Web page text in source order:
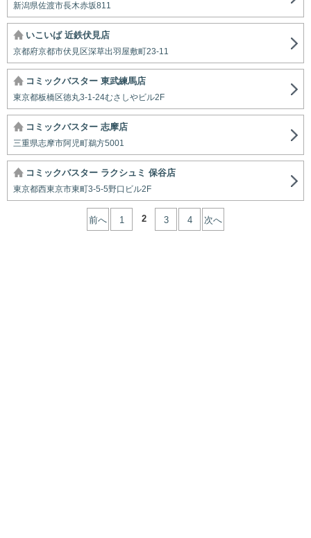
新潟県佐渡市長木赤坂811
いこいば 近鉄伏見店
京都府京都市伏見区深草出羽屋敷町23-11
コミックバスター 東武練馬店
東京都板橋区徳丸3-1-24むさしやビル2F
コミックバスター 志摩店
三重県志摩市阿児町鵜方5001
コミックバスター ラクシュミ 保谷店
東京都西東京市東町3-5-5野口ビル2F
前へ 1 2 3 4 次へ